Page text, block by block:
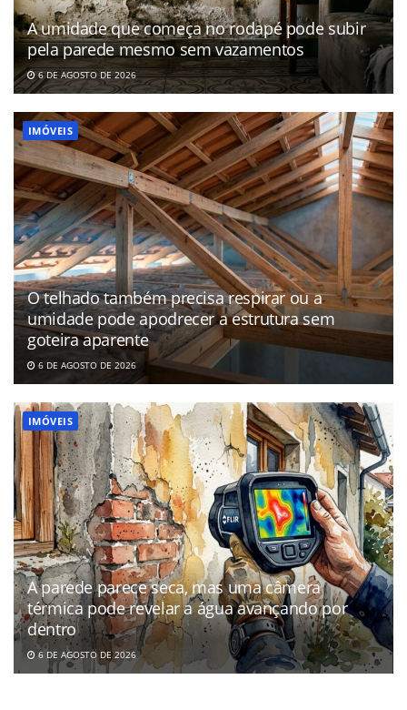
A umidade que começa no rodapé pode subir
pela parede mesmo sem vazamentos
6 DE AGOSTO DE 2026
IMÓVEIS
O telhado também precisa respirar ou a
umidade pode apodrecer a estrutura sem
goteira aparente
6 DE AGOSTO DE 2026
IMÓVEIS
A parede parece seca, mas uma câmera
térmica pode revelar a água avançando por
dentro
6 DE AGOSTO DE 2026